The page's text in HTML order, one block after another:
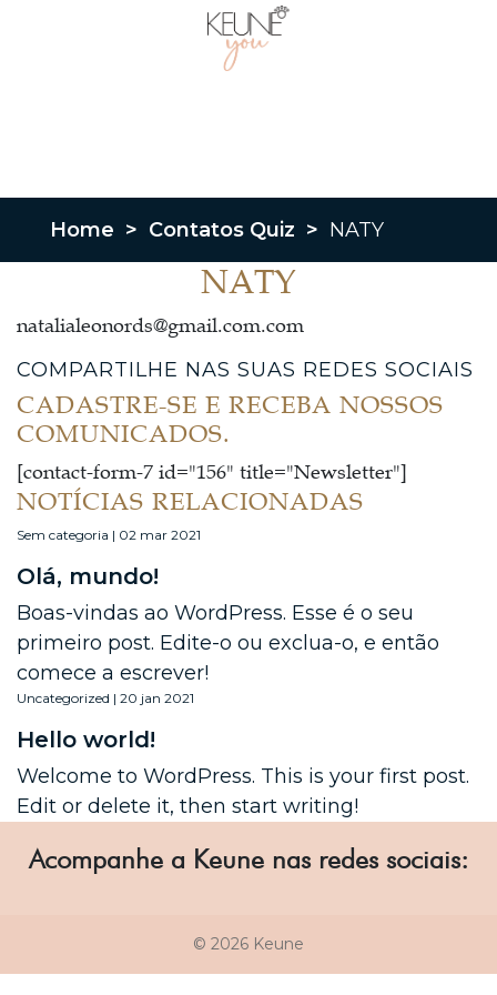
Home > Contatos Quiz > NATY
NATY
natalialeonords@gmail.com.com
COMPARTILHE NAS SUAS REDES SOCIAIS
CADASTRE-SE E RECEBA NOSSOS
COMUNICADOS.
[contact-form-7 id="156" title="Newsletter"]
NOTÍCIAS RELACIONADAS
Sem categoria | 02 mar 2021
Olá, mundo!
Boas-vindas ao WordPress. Esse é o seu
primeiro post. Edite-o ou exclua-o, e então
comece a escrever!
Uncategorized | 20 jan 2021
Hello world!
Welcome to WordPress. This is your first post.
Edit or delete it, then start writing!
Acompanhe a Keune nas redes sociais:
© 2026 Keune